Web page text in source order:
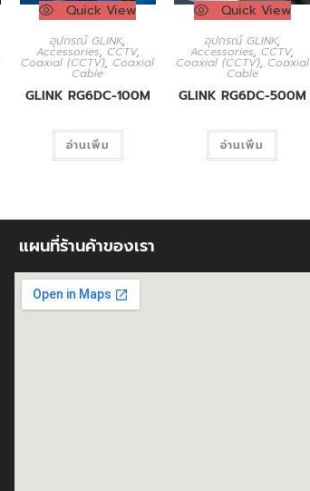
Quick View
อุปกรณ์ GLINK,
Accessories, CCTV,
Coaxial (CCTV), Coaxial
Cable
GLINK RG6DC-100M
อ่านเพิ่ม
Quick View
อุปกรณ์ GLINK,
Accessories, CCTV,
Coaxial (CCTV), Coaxial
Cable
GLINK RG6DC-500M
อ่านเพิ่ม
แผนที่ร้านค้าของเรา